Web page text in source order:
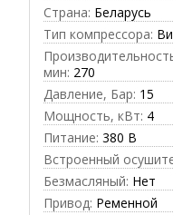
Страна: Беларусь
Тип компрессора:
мин: 270
Давление, Бар: 15
Мощность, кВт: 4
Питание: 380 В
Встроенный
Безмасляный: Нет
Привод: Ременной